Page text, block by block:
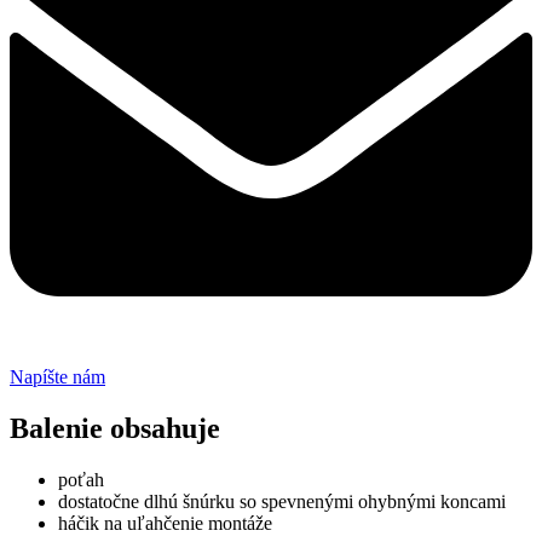
Napíšte nám
Balenie obsahuje
poťah
dostatočne dlhú šnúrku so spevnenými ohybnými koncami
háčik na uľahčenie montáže